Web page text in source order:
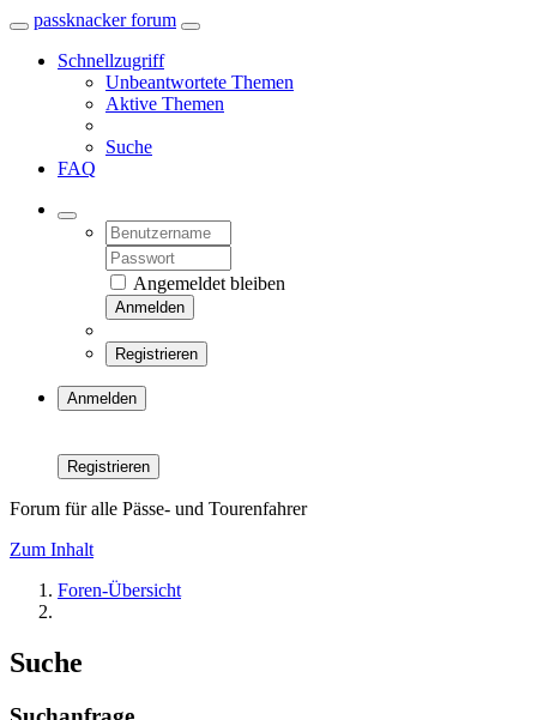
passknacker forum
Schnellzugriff
Unbeantwortete Themen
Aktive Themen
Suche
FAQ
Angemeldet bleiben
Anmelden
Registrieren
Anmelden
Registrieren
Forum für alle Pässe- und Tourenfahrer
Zum Inhalt
Foren-Übersicht
Suche